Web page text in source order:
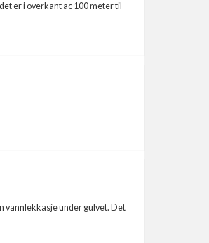
er i overkant ac 100 meter til
vannlekkasje under gulvet. Det